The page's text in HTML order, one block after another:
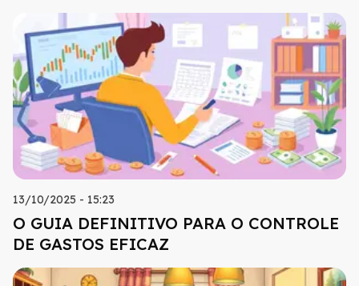
13/10/2025 - 15:23
O GUIA DEFINITIVO PARA O CONTROLE
DE GASTOS EFICAZ